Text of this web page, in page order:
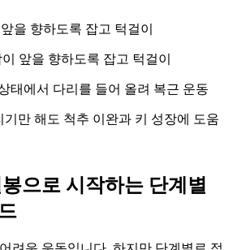
을 향하도록 잡고 턱걸이
앞을 향하도록 잡고 턱걸이
태에서 다리를 들어 올려 복근 운동
기만 해도 척추 이완과 키 성장에 도움
으로 시작하는 단계별